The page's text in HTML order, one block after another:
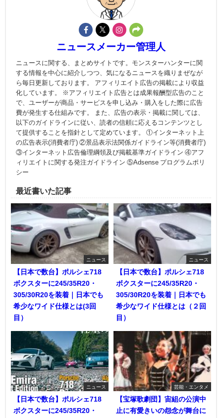
ニュースメーカー管理人
ニュースに関する、まとめサイトです。モンスターハンターに関
する情報を中心に紹介しつつ、気になるニュースを織りまぜなが
ら毎日更新しております。 アフィリエイト広告の掲載により収益
化しています。 ※アフィリエイト広告とは成果報酬型広告のこと
で、ユーザーが商品・サービスを申し込み・購入をした際に広告
費が発生する仕組みです。 また、広告の表示・掲載に関しては、
以下のガイドラインに従い、読者の信頼に応えるコンテンツとし
て提供することを指針として定めています。 ①インターネット上
の広告表示(消費者庁) ②景品表示法関係ガイドライン等(消費者庁)
③インターネット広告倫理綱領及び掲載基準ガイドライン ④アフ
ィリエイトに関する発注ガイドライン ⑤Adsense プログラムポリ
シー
最近書いた記事
ニュース
【日本で数台】ポルシェ718
ボクスターに245/35R20・
305/30R20を装着｜日本でも
希少なワイド仕様とは(3回
目）
ニュース
【日本で数台】ポルシェ718
ボクスターに245/35R20・
305/30R20を装着｜日本でも
希少なワイド仕様とは（２回
目）
ニュース
【日本で数台】ポルシェ718
ボクスターに245/35R20・
芸能・エンタメ
【宝塚歌劇団】宙組の公演中
止に有愛きいの怨念が舞台に